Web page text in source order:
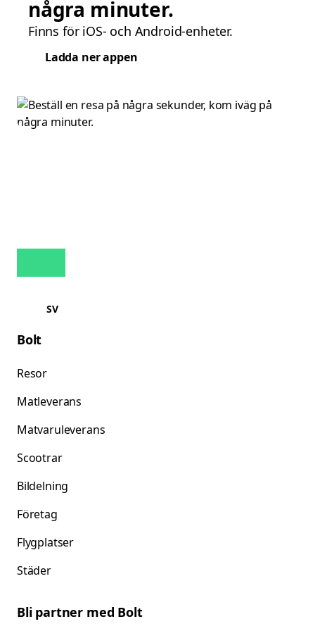
några minuter.
Finns för iOS- och Android-enheter.
Ladda ner appen
SV
Bolt
Resor
Matleverans
Matvaruleverans
Scootrar
Bildelning
Företag
Flygplatser
Städer
Bli partner med Bolt